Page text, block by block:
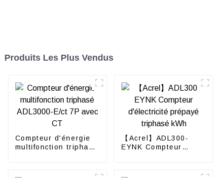
Produits Les Plus Vendus
Compteur d'énergie
multifonction triphasé
【Acrel】ADL300-
EYNK Compteur